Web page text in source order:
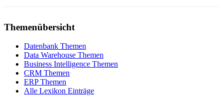
Themenübersicht
Datenbank Themen
Data Warehouse Themen
Business Intelligence Themen
CRM Themen
ERP Themen
Alle Lexikon Einträge